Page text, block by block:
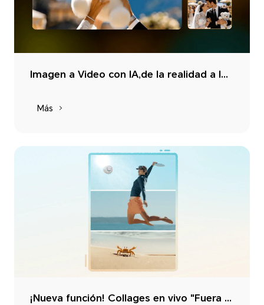
Imagen a Video con IA,de la realidad a la emoción,da vida a tus ideas
Más
¡Nueva función! Collages en vivo "Fuera del Marco"